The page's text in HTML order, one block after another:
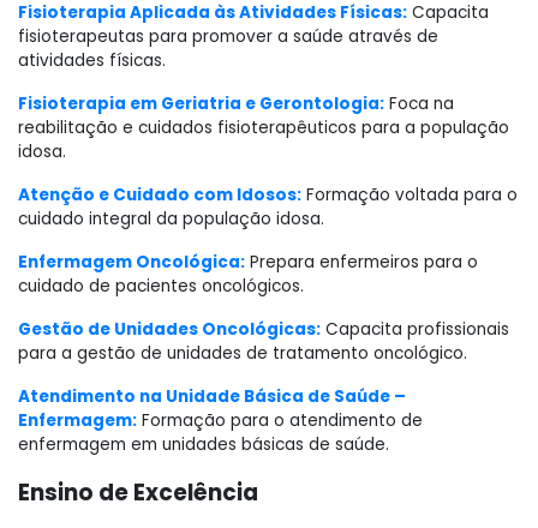
Fisioterapia Aplicada às Atividades Físicas: Capacita
fisioterapeutas para promover a saúde através de
atividades físicas.
Fisioterapia em Geriatria e Gerontologia: Foca na
reabilitação e cuidados fisioterapêuticos para a população
idosa.
Atenção e Cuidado com Idosos: Formação voltada para o
cuidado integral da população idosa.
Enfermagem Oncológica: Prepara enfermeiros para o
cuidado de pacientes oncológicos.
Gestão de Unidades Oncológicas: Capacita profissionais
para a gestão de unidades de tratamento oncológico.
Atendimento na Unidade Básica de Saúde –
Enfermagem: Formação para o atendimento de
enfermagem em unidades básicas de saúde.
Ensino de Excelência